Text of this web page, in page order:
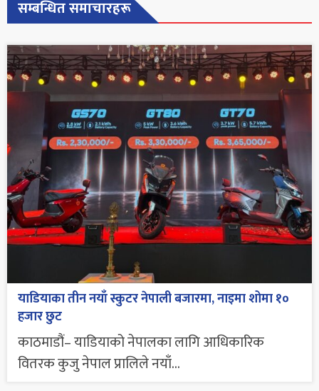
सम्बन्धित समाचारहरू
याडियाका तीन नयाँ स्कुटर नेपाली बजारमा, नाइमा शोमा १०
हजार छुट
काठमाडौं– याडियाको नेपालका लागि आधिकारिक
वितरक कुजु नेपाल प्रालिले नयाँ...